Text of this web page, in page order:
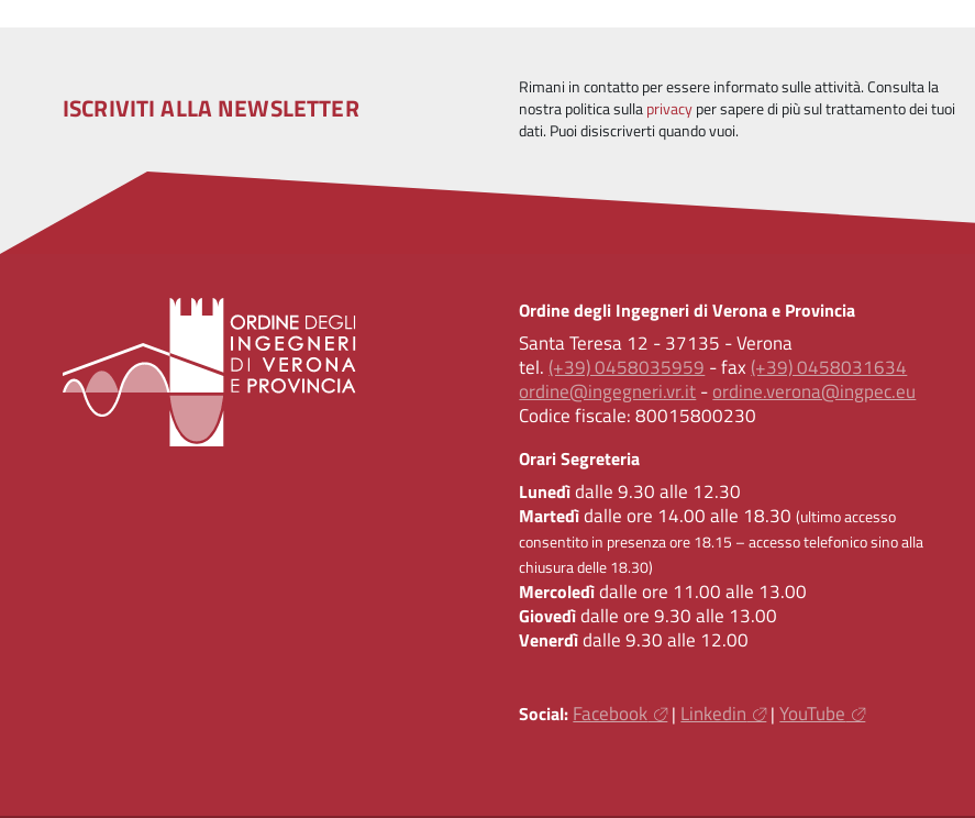
ISCRIVITI ALLA NEWSLETTER
Rimani in contatto per essere informato sulle attività. Consulta la
nostra politica sullaprivacyper sapere di più sul trattamento dei tuoi
dati. Puoi disiscriverti quando vuoi.
Ordine degli Ingegneri di Verona e Provincia
Santa Teresa 12 - 37135 - Verona
tel. (+39) 0458035959 - fax (+39) 0458031634
ordine@ingegneri.vr.it-ordine.verona@ingpec.eu
Codice fiscale:80015800230
Orari Segreteria
Lunedìdalle 9.30 alle 12.30
Martedìdalle ore 14.00 alle 18.30(ultimo accesso
consentito in presenza ore 18.15 – accesso telefonico sino alla
chiusura delle 18.30)
Mercoledìdalle ore 11.00 alle 13.00
Giovedìdalle ore 9.30 alle 13.00
Venerdìdalle 9.30 alle 12.00
Social: Facebook | Linkedin |YouTube